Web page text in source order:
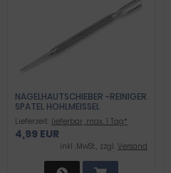
NAGELHAUTSCHIEBER -REINIGER
SPATEL HOHLMEISSEL
Lieferzeit: lieferbar, max. 1 Tag*
4,99 EUR
inkl .MwSt., zzgl. Versand